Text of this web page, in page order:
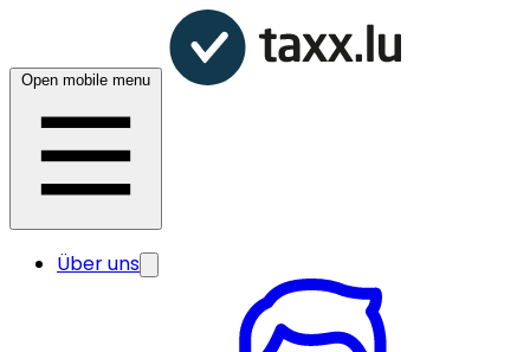
Open mobile menu
Über uns